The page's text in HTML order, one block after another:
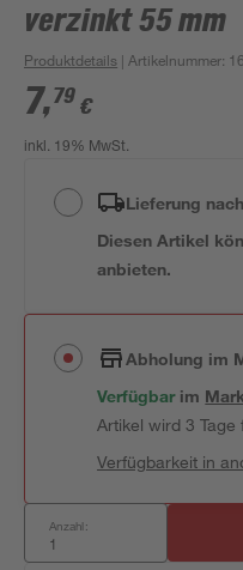
verzinkt 55 mm
Produktdetails | Artikelnummer:
7,79 €
inkl. 19% MwSt.
Lieferung
Diesen Artikel
anbieten.
Abholung im
Verfügbar im
Artikel wird 3
Verfügbarkeit in
Anzahl: